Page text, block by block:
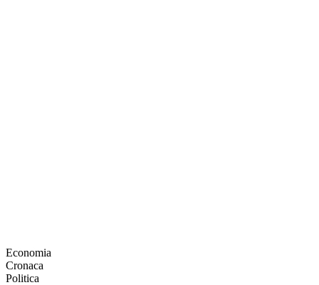
Economia
Cronaca
Politica